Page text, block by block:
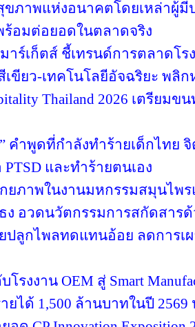
ขภาพแห่งอนาคตโดยเหล่าผู้มี
อมต่อยอดในตลาดจริง
าร์เก็ตส์ ชี้เทรนด์การตลาดโร
ขียว-เทคโนโลยีอัจฉริยะ พลิก
Thailand 2026 เตรีย
คำพูดที่กำลังทำร้ายเด็กไทย
PTSD และทำร้ายตนเอง
ยภาพในงานมหกรรมสมุนไพ
ง อวดนวัตกรรมการสกัดสารด้
ปลูกไพลทดแทนอ้อย ลดการเ
โรงงาน OEM สู่ Smart
ยได้ 1,500 ล้านบาทในปี